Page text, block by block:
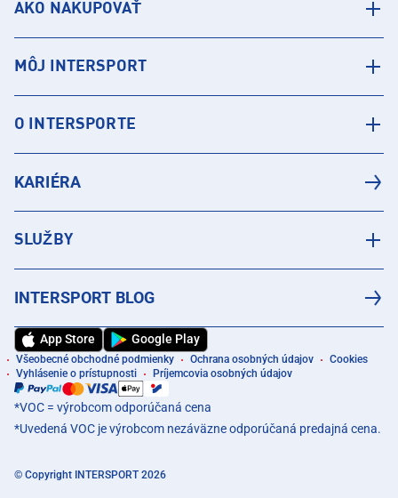
AKO NAKUPOVAŤ
MÔJ INTERSPORT
O INTERSPORTE
KARIÉRA
SLUŽBY
INTERSPORT BLOG
App Store Google Play
Všeobecné obchodné podmienky Ochrana osobných údajov
Cookies
Vyhlásenie o prístupnosti
Príjemcovia osobných údajov
*VOC = výrobcom odporúčaná cena
*Uvedená VOC je výrobcom nezáväzne odporúčaná predajná cena.
© Copyright INTERSPORT 2026